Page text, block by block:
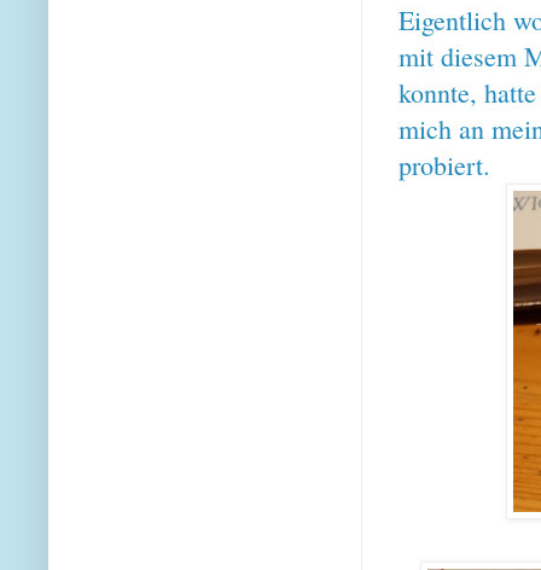
Eigentlich
mit diesem
konnte,
mich an
probiert.